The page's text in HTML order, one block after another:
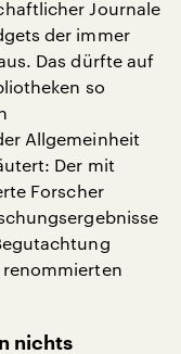
Journale
der immer
Das dürfte auf
so
Allgemeinheit
Der mit
Forscher
nichts